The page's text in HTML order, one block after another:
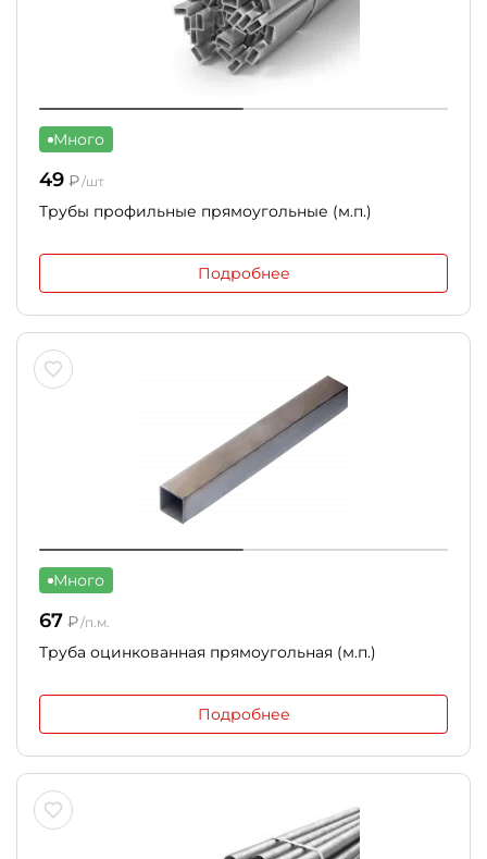
Много
49 ₽/шт
Трубы профильные прямоугольные (м.п.)
Подробнее
Много
67 ₽/п.м.
Труба оцинкованная прямоугольная (м.п.)
Подробнее